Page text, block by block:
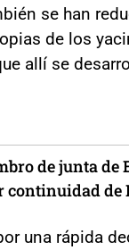
se han
de los
allí se
de junta de
de
una rápida